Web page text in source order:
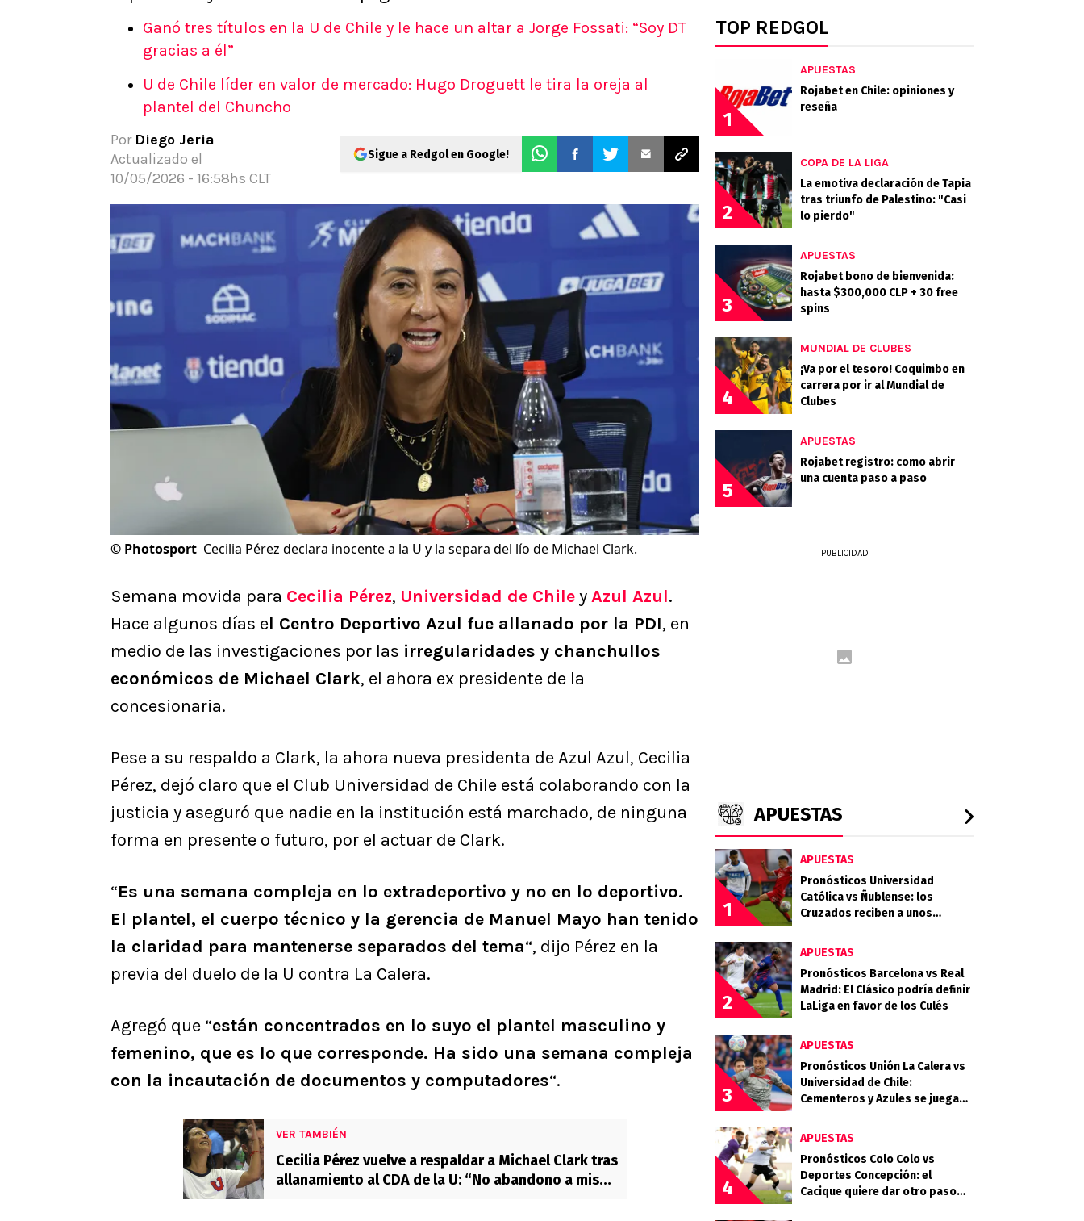
Ganó tres títulos en la U de Chile y le hace un altar a Jorge Fossati: “Soy DT
gracias a él”
U de Chile líder en valor de mercado: Hugo Droguett le tira la oreja al
plantel del Chuncho
Por Diego Jeria
Actualizado el
10/05/2026 - 16:58hs CLT
Sigue a Redgol en Google!
© Photosport Cecilia Pérez declara inocente a la U y la separa del lío de Michael Clark.
Semana movida para Cecilia Pérez, Universidad de ChileyAzul Azul.
Hace algunos días el Centro Deportivo Azul fue allanado por la PDI, en
medio de las investigaciones por las irregularidades y chanchullos
económicos de Michael Clark, el ahora ex presidente de la
concesionaria.
Pese a su respaldo a Clark, la ahora nueva presidenta de Azul Azul, Cecilia
Pérez, dejó claro que el Club Universidad de Chile está colaborando con la
justicia y aseguró que nadie en la institución está marchado, de ninguna
forma en presente o futuro, por el actuar de Clark.
“Es una semana compleja en lo extradeportivo y no en lo deportivo.
El plantel, el cuerpo técnico y la gerencia de Manuel Mayo han tenido
la claridad para mantenerse separados del tema“, dijo Pérez en la
previa del duelo de la U contra La Calera.
Agregó que “están concentrados en lo suyo el plantel masculino y
femenino, que es lo que corresponde. Ha sido una semana compleja
con la incautación de documentos y computadores“.
VER TAMBIÉN
Cecilia Pérez vuelve a respaldar a Michael Clark tras
allanamiento al CDA de la U: “No abandono a mis
TOP REDGOL
1
APUESTAS
Rojabet en Chile: opiniones y
reseña
2
COPA DE LA LIGA
La emotiva declaración de Tapia
tras triunfo de Palestino: "Casi
lo pierdo"
3
APUESTAS
Rojabet bono de bienvenida:
hasta $300,000 CLP + 30 free
spins
4
MUNDIAL DE CLUBES
¡Va por el tesoro! Coquimbo en
carrera por ir al Mundial de
Clubes
5
APUESTAS
Rojabet registro: como abrir
una cuenta paso a paso
PUBLICIDAD
APUESTAS
1
APUESTAS
Pronósticos Universidad
Católica vs Ñublense: los
Cruzados reciben a unos
clasificar
2
APUESTAS
Pronósticos Barcelona vs Real
Madrid: El Clásico podría definir
LaLiga en favor de los Culés
3
APUESTAS
Pronósticos Unión La Calera vs
Universidad de Chile:
Cementeros y Azules se juegan
4
APUESTAS
Pronósticos Colo Colo vs
Deportes Concepción: el
Cacique quiere dar otro paso